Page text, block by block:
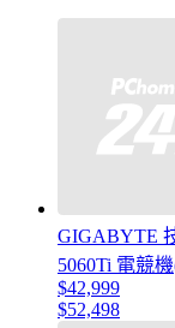
GIGABYTE
5060Ti 電競
$42,999
$52,498